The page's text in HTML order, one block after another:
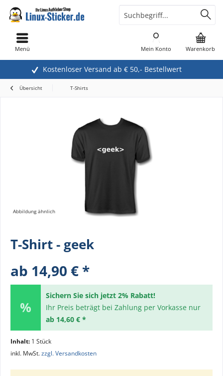
Kostenloser Versand ab € 50,- Bestellwert
Warenkorb
Mein Konto
Menü
Übersicht T-Shirts
Abbildung ähnlich
T-Shirt - geek
ab 14,90 € *
Sichern Sie sich jetzt 2% Rabatt!
Ihr Preis beträgt bei Zahlung per Vorkasse nur
ab 14,60 € *
Inhalt: 1 Stück
inkl. MwSt.zzgl. Versandkosten